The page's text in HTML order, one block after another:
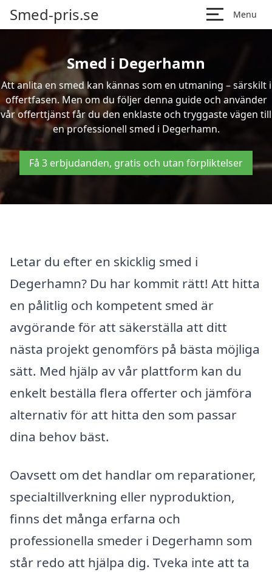
Smed-pris.se Menu
Smed i Degerhamn
Att anlita en smed kan kännas som en utmaning – särskilt i
offertfasen. Men om du följer denna guide och använder
vår offerttjänst får du den enklaste och tryggaste vägen till
en professionell smed i Degerhamn.
Få 3 erbjudanden, gratis och utan förpliktelser
Letar du efter en skicklig smed i
Degerhamn? Du har kommit rätt! Att hitta
en pålitlig och kompetent smed är
avgörande för att säkerställa att ditt
nästa projekt genomförs på bästa möjliga
sätt. Med hjälp av vår plattform kan du
enkelt beställa flera offerter och jämföra
alternativ för att hitta den som passar
dina behov bäst.
Oavsett om det handlar om reparationer,
specialtillverkning eller nyproduktion,
finns det många erfarna och
professionella smeder i Degerhamn som
står redo att hjälpa dig. Tveka inte att ta